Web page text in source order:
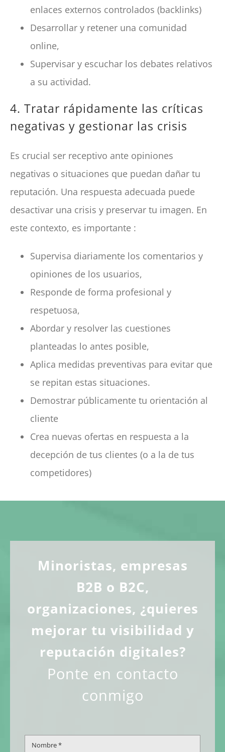
enlaces externos controlados (backlinks)
Desarrollar y retener una comunidad
online,
Supervisar y escuchar los debates relativos
a su actividad.
4. Tratar rápidamente las críticas
negativas y gestionar las crisis
Es crucial ser receptivo ante opiniones
negativas o situaciones que puedan dañar tu
reputación. Una respuesta adecuada puede
desactivar una crisis y preservar tu imagen. En
este contexto, es importante :
Supervisa diariamente los comentarios y
opiniones de los usuarios,
Responde de forma profesional y
respetuosa,
Abordar y resolver las cuestiones
planteadas lo antes posible,
Aplica medidas preventivas para evitar que
se repitan estas situaciones.
Demostrar públicamente tu orientación al
cliente
Crea nuevas ofertas en respuesta a la
decepción de tus clientes (o a la de tus
competidores)
Minoristas, empresas
B2B o B2C,
organizaciones, ¿quieres
mejorar tu visibilidad y
reputación digitales?
Ponte en contacto
conmigo